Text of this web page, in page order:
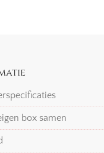
box samen